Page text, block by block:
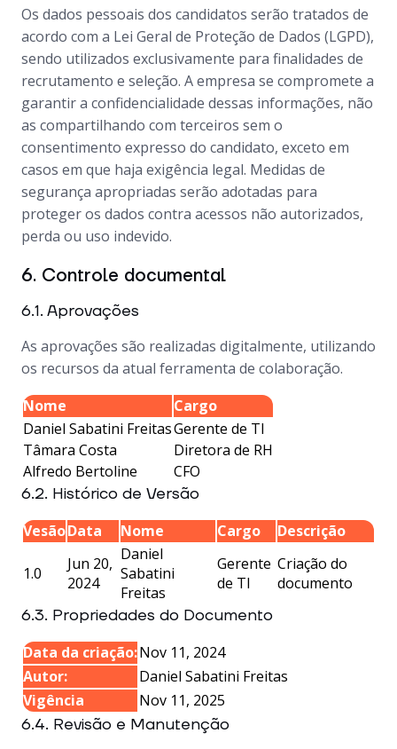
Os dados pessoais dos candidatos serão tratados de
acordo com a Lei Geral de Proteção de Dados (LGPD),
sendo utilizados exclusivamente para finalidades de
recrutamento e seleção. A empresa se compromete a
garantir a confidencialidade dessas informações, não
as compartilhando com terceiros sem o
consentimento expresso do candidato, exceto em
casos em que haja exigência legal. Medidas de
segurança apropriadas serão adotadas para
proteger os dados contra acessos não autorizados,
perda ou uso indevido.
6. Controle documental
6.1. Aprovações
As aprovações são realizadas digitalmente, utilizando
os recursos da atual ferramenta de colaboração.
Nome
Cargo
Daniel Sabatini FreitasGerente de TI
Tâmara Costa
Diretora de RH
Alfredo Bertoline
CFO
6.2. Histórico de Versão
VesãoData Nome Cargo Descrição
1.0
Jun 20,
2024
Daniel
Sabatini
Freitas
Gerente
de TI
Criação do
documento
6.3. Propriedades do Documento
Data da criação:Nov 11, 2024
Autor:
Daniel Sabatini Freitas
Vigência
Nov 11, 2025
6.4. Revisão e Manutenção